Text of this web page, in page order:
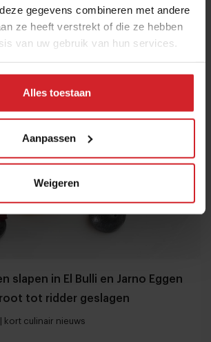
gegevens combineren met andere
ze heeft verstrekt of die ze hebben
van uw gebruik van hun services.
Alles toestaan
Aanpassen
Weigeren
Palmaerts maakt een onverwachte
18 april 2024 | 3 min
slapen in El Bulli en Jarno Eggen
tot ridder geslagen
kort culinair nieuws